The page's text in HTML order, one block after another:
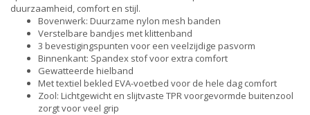
duurzaamheid, comfort en stijl.
Bovenwerk: Duurzame nylon mesh banden
Verstelbare bandjes met klittenband
3 bevestigingspunten voor een veelzijdige pasvorm
Binnenkant: Spandex stof voor extra comfort
Gewatteerde hielband
Met textiel bekled EVA-voetbed voor de hele dag comfort
Zool: Lichtgewicht en slijtvaste TPR voorgevormde buitenzool
zorgt voor veel grip